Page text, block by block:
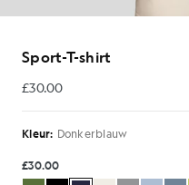
Sport-T-shirt
£30.00
£30.00
Kleur: Donkerblauw
£30.00